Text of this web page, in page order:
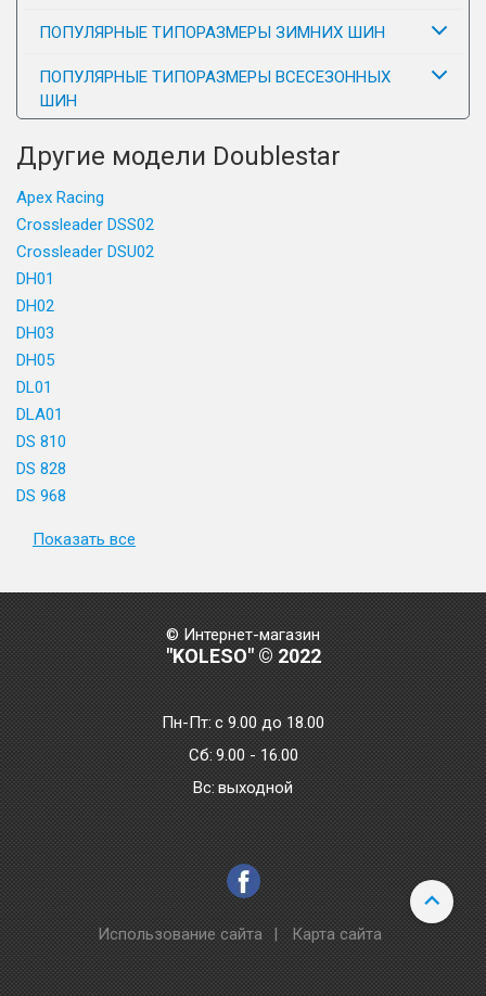
ПОПУЛЯРНЫЕ ТИПОРАЗМЕРЫ ЗИМНИХ ШИН
ПОПУЛЯРНЫЕ ТИПОРАЗМЕРЫ ВСЕСЕЗОННЫХ
ШИН
Другие модели Doublestar
Apex Racing
Crossleader DSS02
Crossleader DSU02
DH01
DH02
DH03
DH05
DL01
DLA01
DS 810
DS 828
DS 968
Показать все
© Интернет-магазин
"KOLESO" © 2022
Пн-Пт:с 9.00 до 18.00
Сб: 9.00 - 16.00
Bc: выходной
Использование сайта | Карта сайта